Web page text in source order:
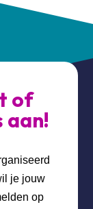
of
je jouw
op